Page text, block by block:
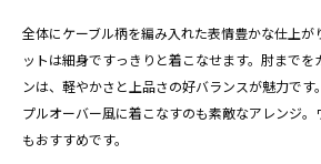
全体にケーブル柄を編み入れた表情豊かな仕上が
ットは細身ですっきりと着こなせます。肘までを
ンは、軽やかさと上品さの好バランスが魅力です
プルオーバー風に着こなすのも素敵なアレンジ
もおすすめです。